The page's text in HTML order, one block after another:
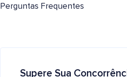
Perguntas Frequentes
Supere Sua